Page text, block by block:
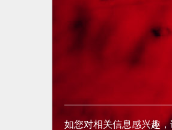
如您对相关信息感兴趣